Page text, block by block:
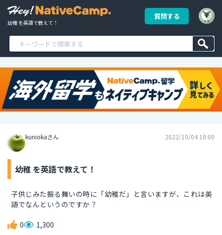
幼稚 を英語で教えて！
質問する
kuniokaさん 2022/10/04 10:00
幼稚 を英語で教えて！
子供じみた振る舞いの時に「幼稚だ」と言いますが、これは英
語でなんというのですか？
0 1,300